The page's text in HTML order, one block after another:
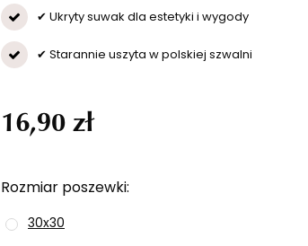
✔ Ukryty suwak dla estetyki i wygody
✔ Starannie uszyta w polskiej szwalni
Rozmiar poszewki
30x30
16,90 zł